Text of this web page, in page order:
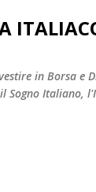
ai contenuti
in Borsa e
Sogno Italiano,